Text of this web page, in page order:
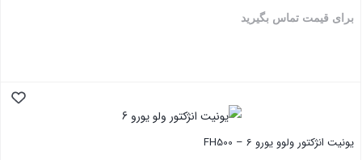
برای قیمت تماس بگیرید
یونیت انژکتور ولوو یورو 6 – FH500